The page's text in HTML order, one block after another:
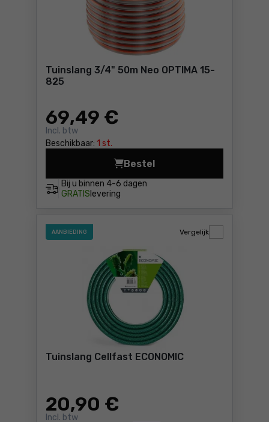
Tuinslang 3/4" 50m Neo OPTIMA 15-
825
69,49 €
Incl. btw
Beschikbaar: 1 st.
Bij u binnen 4-6 dagen
GRATIS levering
Bestel
AANBIEDING
Tuinslang Cellfast ECONOMIC
20,90 €
Incl. btw
Vergelijk